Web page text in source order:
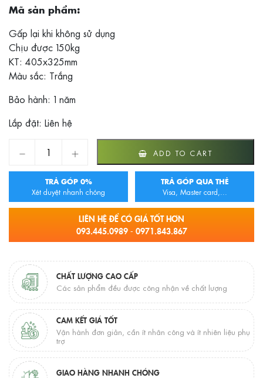
Mã sản phẩm:
Gấp lại khi không sử dụng
Chịu được 150kg
KT: 405x325mm
Màu sắc: Trắng
Bảo hành: 1 năm
Lắp đặt: Liên hệ
ADD TO CART
TRẢ GÓP 0%
Xét duyệt nhanh chóng
TRẢ GÓP QUA THẺ
Visa, Master card,...
LIÊN HỆ ĐỂ CÓ GIÁ TỐT HƠN
093.445.0989 - 0971.843.867
CHẤT LƯỢNG CAO CẤP
Các sản phẩm đều được công nhận về chất lượng
CAM KẾT GIÁ TỐT
Vận hành đơn giản, cần ít nhân công và ít nhiên liệu phụ
trợ
GIAO HÀNG NHANH CHÓNG